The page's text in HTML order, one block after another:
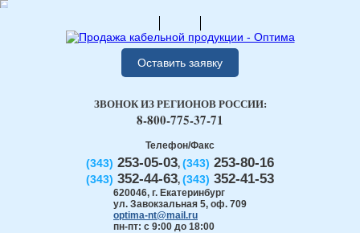
Оставить заявку
Телефон/Факс
(343) 253-05-03, (343) 253-80-16
(343) 352-44-63, (343) 352-41-53
620046, г. Екатеринбург
ул. Завокзальная 5, оф. 709
optima-nt@mail.ru
пн-пт: с 9:00 до 18:00
ЗВОНОК ИЗ РЕГИОНОВ РОССИИ:
8-800-775-37-71